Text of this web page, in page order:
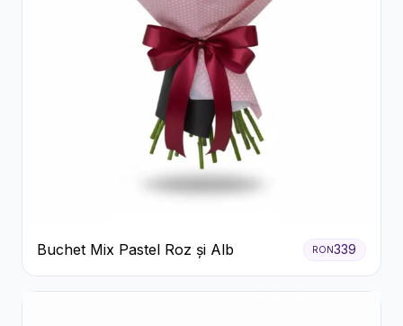
Buchet Mix Pastel Roz și Alb RON339